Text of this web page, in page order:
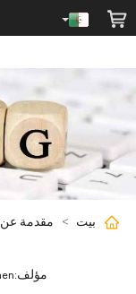
بيت > مقدمة عن
مؤلف: